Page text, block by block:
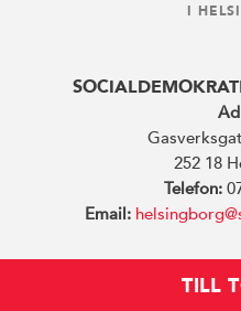
I
252 18
Telefon:
Email:
TILL